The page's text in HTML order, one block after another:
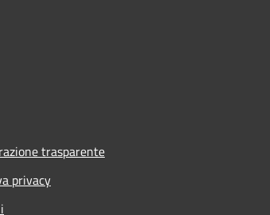
trasparente
privacy